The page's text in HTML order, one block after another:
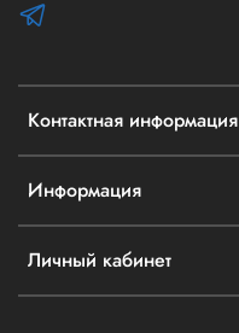
Контактная информация
Информация
Личный кабинет